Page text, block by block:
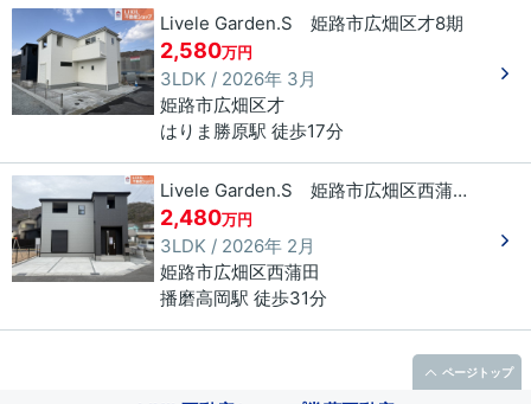
Livele Garden.S 姫路市広畑区才8期
2,580万円
3LDK / 2026年 3月
姫路市広畑区才
はりま勝原駅 徒歩17分
Livele Garden.S 姫路市広畑区西蒲田8期
2,480万円
3LDK / 2026年 2月
姫路市広畑区西蒲田
播磨高岡駅 徒歩31分
ページトップ